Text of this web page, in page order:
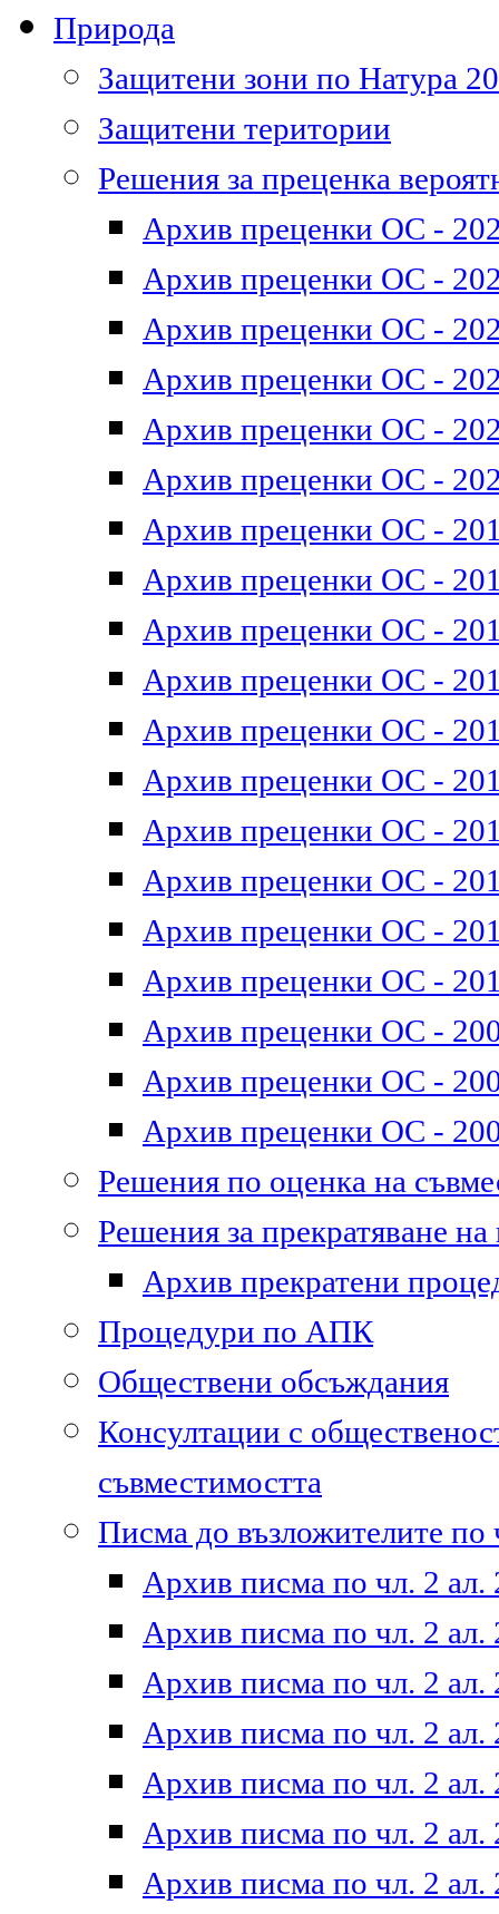
Природа
Защитени зони по Натура
Защитени територии
Решения за преценка
Архив преценки ОС -
Архив преценки ОС -
Архив преценки ОС -
Архив преценки ОС -
Архив преценки ОС -
Архив преценки ОС -
Архив преценки ОС -
Архив преценки ОС -
Архив преценки ОС -
Архив преценки ОС -
Архив преценки ОС -
Архив преценки ОС -
Архив преценки ОС -
Архив преценки ОС -
Архив преценки ОС -
Архив преценки ОС -
Архив преценки ОС -
Архив преценки ОС -
Архив преценки ОС -
Решения по оценка на
Решения за прекратяване
Архив прекратени
Процедури по АПК
Обществени обсъждания
Консултации с
съвместимостта
Писма до възложителите по
Архив писма по чл. 2 ал.
Архив писма по чл. 2 ал.
Архив писма по чл. 2 ал.
Архив писма по чл. 2 ал.
Архив писма по чл. 2 ал.
Архив писма по чл. 2 ал.
Архив писма по чл. 2 ал.